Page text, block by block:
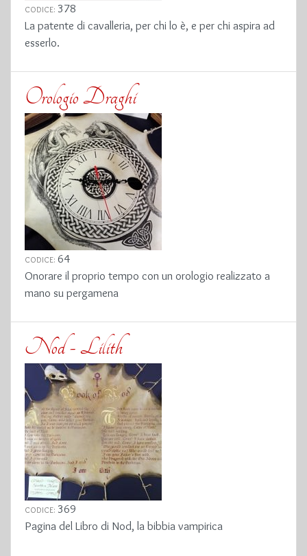
CODICE: 378
La patente di cavalleria, per chi lo è, e per chi aspira ad
esserlo.
Orologio Draghi
CODICE: 64
Onorare il proprio tempo con un orologio realizzato a
mano su pergamena
Nod - Lilith
CODICE: 369
Pagina del Libro di Nod, la bibbia vampirica